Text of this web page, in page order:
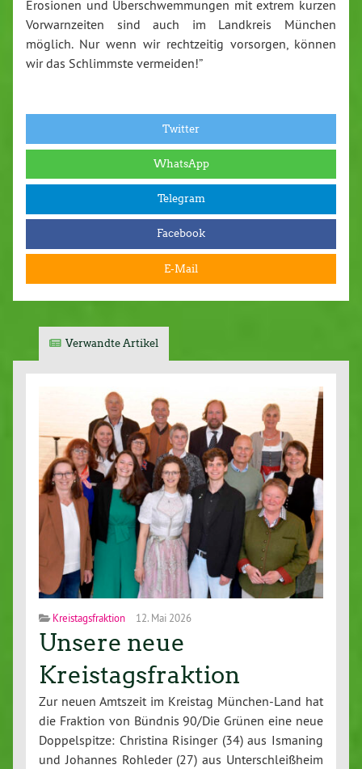
Erosionen und Über­schwem­mun­gen mit extrem kurzen
Vor­warn­zei­ten sind auch im Landkreis München
möglich. Nur wenn wir recht­zei­tig vorsorgen, können
wir das Schlimms­te vermeiden!”
Twitter
WhatsApp
Telegram
Facebook
E-Mail
Verwandte Artikel
Kreistagsfraktion 12. Mai 2026
Unsere neue
Kreistagsfraktion
Zur neuen Amtszeit im Kreistag Mün­chen-Land hat
die Fraktion von Bündnis 90/Die Grünen eine neue
Dop­pel­spit­ze: Christina Risinger (34) aus Ismaning
und Johannes Rohleder (27) aus Un­ter­schleiß­heim